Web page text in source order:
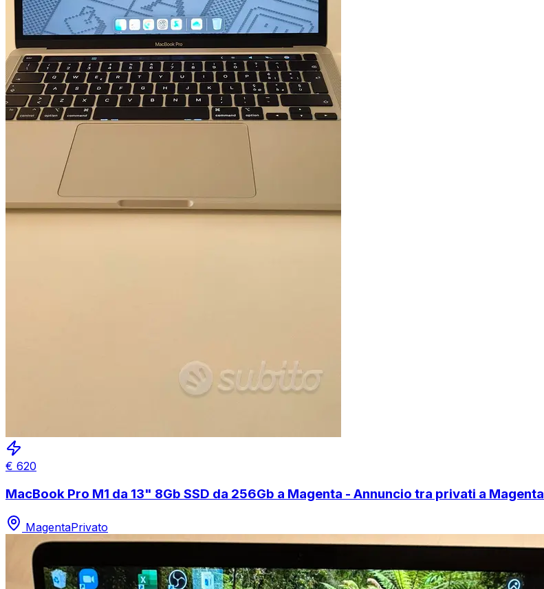
€ 620
MacBook Pro M1 da 13" 8Gb SSD da 256Gb a Magenta - Annuncio tra privati a Magenta
MagentaPrivato